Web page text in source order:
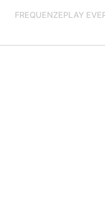
FREQUENZEPLAY